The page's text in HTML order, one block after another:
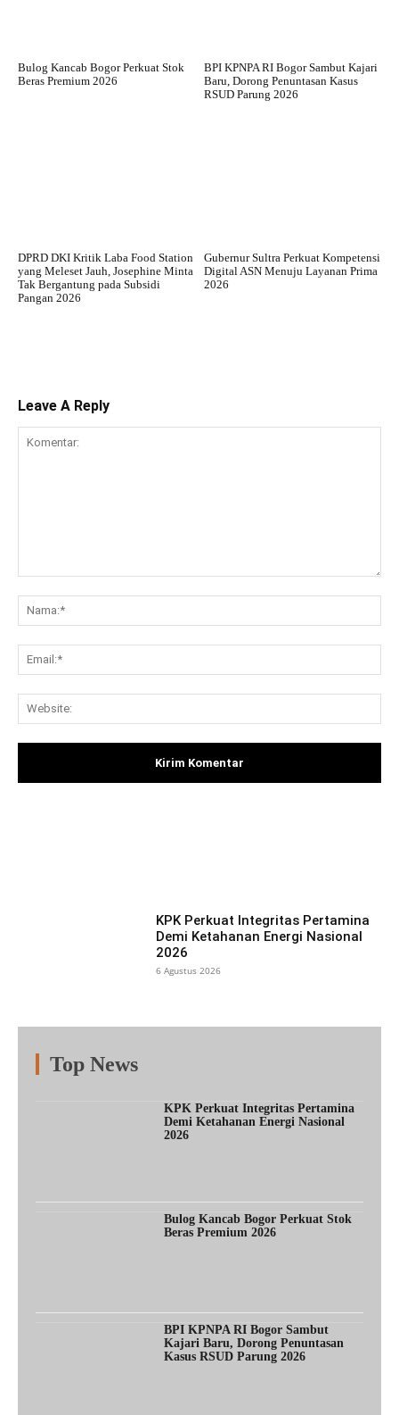
Bulog Kancab Bogor Perkuat Stok
Beras Premium 2026
BPI KPNPA RI Bogor Sambut Kajari
Baru, Dorong Penuntasan Kasus
RSUD Parung 2026
DPRD DKI Kritik Laba Food Station
yang Meleset Jauh, Josephine Minta
Tak Bergantung pada Subsidi
Pangan 2026
Gubernur Sultra Perkuat Kompetensi
Digital ASN Menuju Layanan Prima
2026
Leave A Reply
KPK Perkuat Integritas Pertamina
Demi Ketahanan Energi Nasional
2026
6 Agustus 2026
Top News
KPK Perkuat Integritas Pertamina
Demi Ketahanan Energi Nasional
2026
Bulog Kancab Bogor Perkuat Stok
Beras Premium 2026
BPI KPNPA RI Bogor Sambut
Kajari Baru, Dorong Penuntasan
Kasus RSUD Parung 2026